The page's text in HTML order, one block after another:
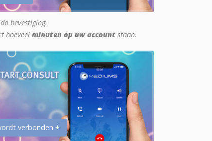
bevestiging.
hoeveel minuten op uw account staan.
verbonden +